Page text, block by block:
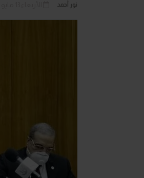
نور أحمد